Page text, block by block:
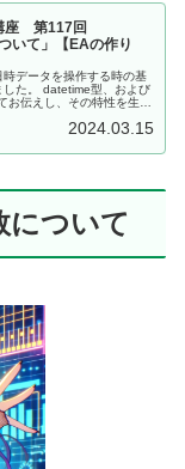
座 第117回
いて」【EAの作り
データを操作する時の基
た。 datetime型、および
伝えし、その特性を生か
2024.03.15
について